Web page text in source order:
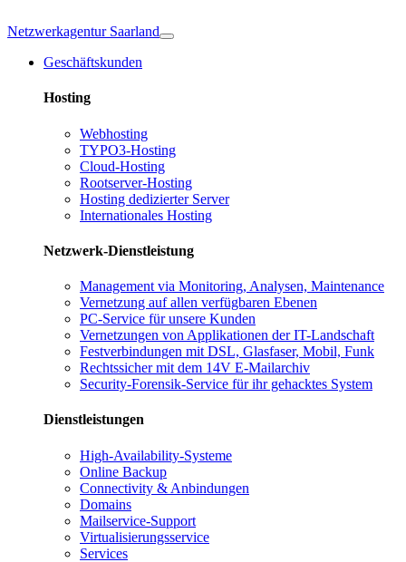
Netzwerkagentur Saarland
Geschäftskunden
Hosting
Webhosting
TYPO3-Hosting
Cloud-Hosting
Rootserver-Hosting
Hosting dedizierter Server
Internationales Hosting
Netzwerk-Dienstleistung
Management via Monitoring, Analysen, Maintenance
Vernetzung auf allen verfügbaren Ebenen
PC-Service für unsere Kunden
Vernetzungen von Applikationen der IT-Landschaft
Festverbindungen mit DSL, Glasfaser, Mobil, Funk
Rechtssicher mit dem 14V E-Mailarchiv
Security-Forensik-Service für ihr gehacktes System
Dienstleistungen
High-Availability-Systeme
Online Backup
Connectivity & Anbindungen
Domains
Mailservice-Support
Virtualisierungsservice
Services